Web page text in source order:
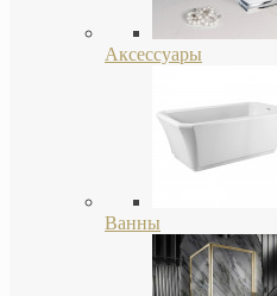
Аксессуары
Ванны